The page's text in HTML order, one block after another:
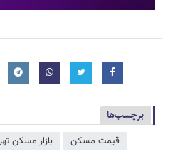
برچسب‌ها
قیمت مسکن بازار مسکن